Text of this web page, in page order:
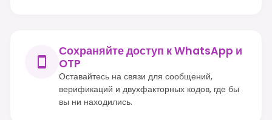
Сохраняйте доступ к WhatsApp и
OTP
Оставайтесь на связи для сообщений,
верификаций и двухфакторных кодов, где бы
вы ни находились.